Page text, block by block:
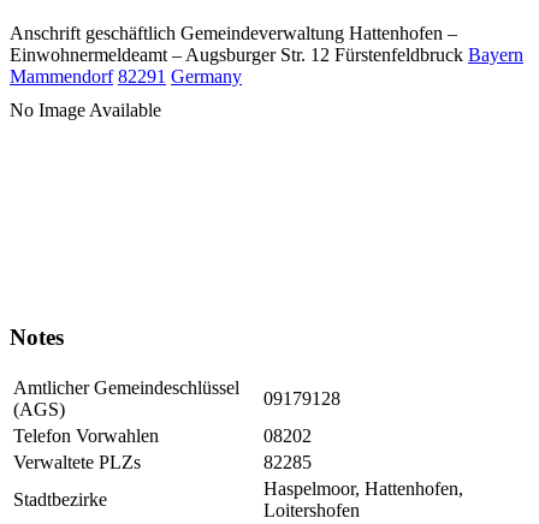
Anschrift geschäftlich Gemeindeverwaltung Hattenhofen –
Einwohnermeldeamt – Augsburger Str. 12 Fürstenfeldbruck Bayern
Mammendorf 82291 Germany
No Image Available
Notes
Amtlicher Gemeindeschlüssel
(AGS)
09179128
Telefon Vorwahlen
08202
Verwaltete PLZs
82285
Stadtbezirke
Haspelmoor, Hattenhofen,
Loitershofen